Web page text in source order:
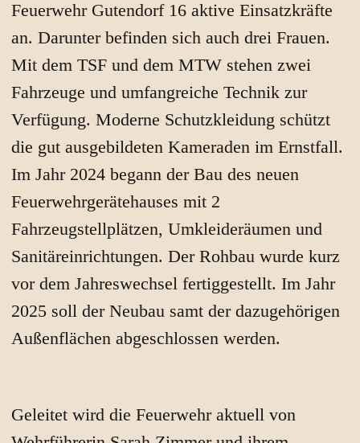
Feuerwehr Gutendorf 16 aktive Einsatzkräfte
an. Darunter befinden sich auch drei Frauen.
Mit dem TSF und dem MTW stehen zwei
Fahrzeuge und umfangreiche Technik zur
Verfügung. Moderne Schutzkleidung schützt
die gut ausgebildeten Kameraden im Ernstfall.
Im Jahr 2024 begann der Bau des neuen
Feuerwehrgerätehauses mit 2
Fahrzeugstellplätzen, Umkleideräumen und
Sanitäreinrichtungen. Der Rohbau wurde kurz
vor dem Jahreswechsel fertiggestellt. Im Jahr
2025 soll der Neubau samt der dazugehörigen
Außenflächen abgeschlossen werden.
Geleitet wird die Feuerwehr aktuell von